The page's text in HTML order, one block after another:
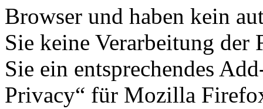
Browser und haben kein
Sie keine Verarbeitung der
Sie ein entsprechendes
Privacy“ für Mozilla